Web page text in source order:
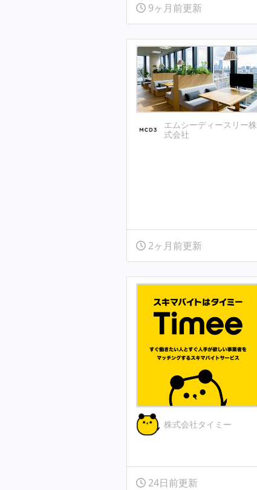
9ヶ月前更新
エムシーディースリー株
式会社
2ヶ月前更新
株式会社タイミー
24日前更新